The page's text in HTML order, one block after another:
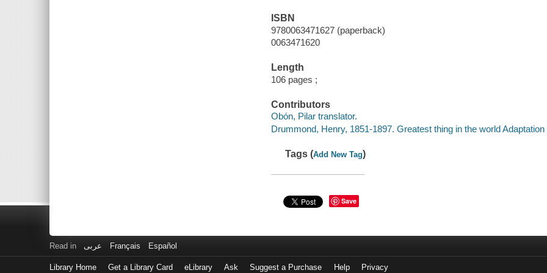
ISBN
9780063471627 (paperback)
0063471620
Length
106 pages ;
Contributors
Obón, Pilar translator.
Drummond, Henry, 1851-1897. Greatest thing in the world Adaptation
Tags (Add New Tag)
Save
Read in عربى Français Español
Library Home Get a Library Card eLibrary Ask Suggest a Purchase Help Privacy